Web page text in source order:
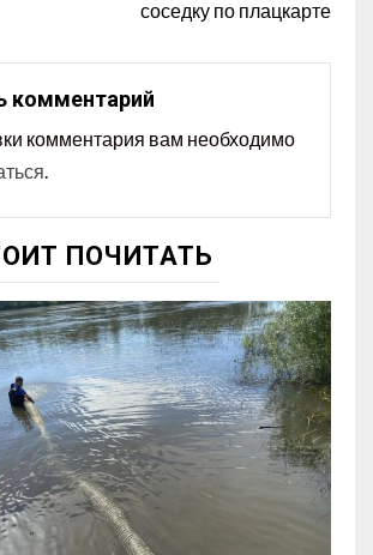
соседку по плацкарте
комментарий
комментария вам необходимо
.
ПОЧИТАТЬ